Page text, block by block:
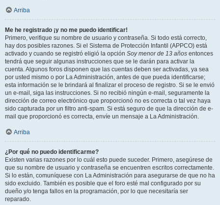
Arriba
Me he registrado ¡y no me puedo identificar!
Primero, verifique su nombre de usuario y contraseña. Si todo está correcto,
hay dos posibles razones. Si el Sistema de Protección Infantil (APPCO) está
activado y cuando se registró eligió la opción Soy menor de 13 años entonces
tendrá que seguir algunas instrucciones que se le darán para activar la
cuenta. Algunos foros disponen que las cuentas deben ser activadas, ya sea
por usted mismo o por La Administración, antes de que pueda identificarse;
esta información se le brindará al finalizar el proceso de registro. Si se le envió
un e-mail, siga las instrucciones. Si no recibió ningún e-mail, seguramente la
dirección de correo electrónico que proporcionó no es correcta o tal vez haya
sido capturada por un filtro anti-spam. Si está seguro de que la dirección de e-
mail que proporcionó es correcta, envíe un mensaje a La Administración.
Arriba
¿Por qué no puedo identificarme?
Existen varias razones por lo cuál esto puede suceder. Primero, asegúrese de
que su nombre de usuario y contraseña se encuentren escritos correctamente.
Si lo están, comuníquese con La Administración para asegurarse de que no ha
sido excluido. También es posible que el foro esté mal configurado por su
dueño y/o tenga fallos en la programación, por lo que necesitaría ser
reparado.